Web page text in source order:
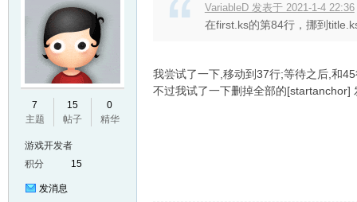
7
主题
15
帖子
0
精华
游戏开发者
积分
15
发消息
VariableD 发表于 2021-1-4 22:36
在first.ks的第84行，挪到
我尝试了一下,移动到37行;等待之后,和
不过我试了一下删掉全部的[startanchor]